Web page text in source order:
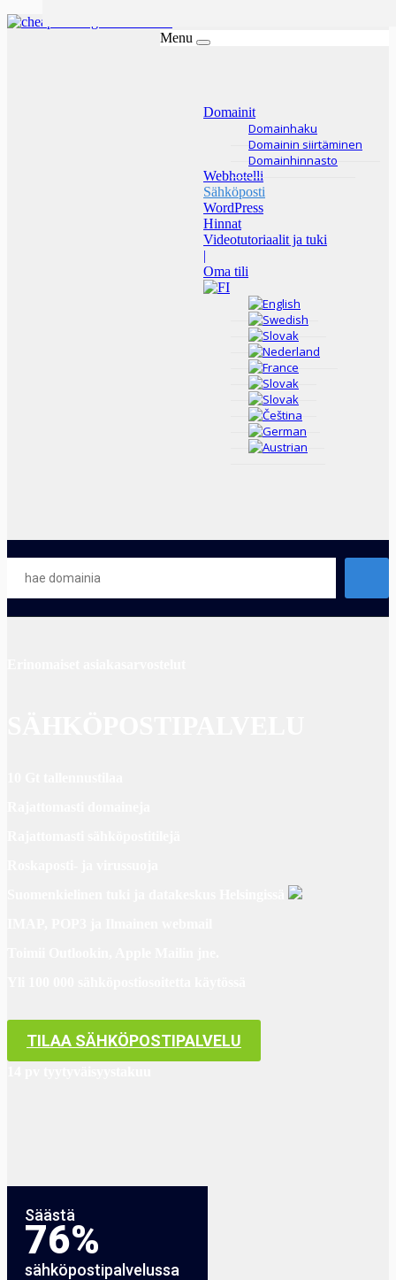
Menu
Domainit
Domainhaku
Domainin siirtäminen
Domainhinnasto
Webhotelli
Sähköposti
WordPress
Hinnat
Videotutoriaalit ja tuki
|
Oma tili
TILAA SÄHKÖPOSTIPALVELU
Säästä
76%
sähköpostipalvelussa